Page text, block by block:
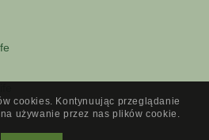
cookies. Kontynuując przeglądanie
używanie przez nas plików cookie.